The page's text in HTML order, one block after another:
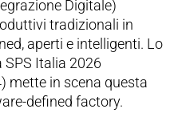
Digitale)
tradizionali in
aperti e intelligenti. Lo
SPS Italia 2026
mette in scena questa
defined factory.